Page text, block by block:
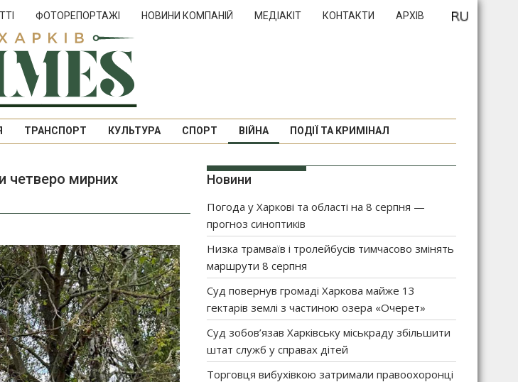
ФОТОРЕПОРТАЖІ НОВИНИ КОМПАНІЙ МЕДІАКІТ КОНТАКТИ АРХІВ
ТРАНСПОРТ КУЛЬТУРА СПОРТ ВІЙНА ПОДІЇ ТА КРИМІНАЛ
четверо мирних
Новини
Погода у Харкові та області на 8 серпня —
прогноз синоптиків
Низка трамваїв і тролейбусів тимчасово змінять
маршрути 8 серпня
Суд повернув громаді Харкова майже 13
гектарів землі з частиною озера «Очерет»
Суд зобов’язав Харківську міськраду збільшити
штат служб у справах дітей
Торговця вибухівкою затримали правоохоронці